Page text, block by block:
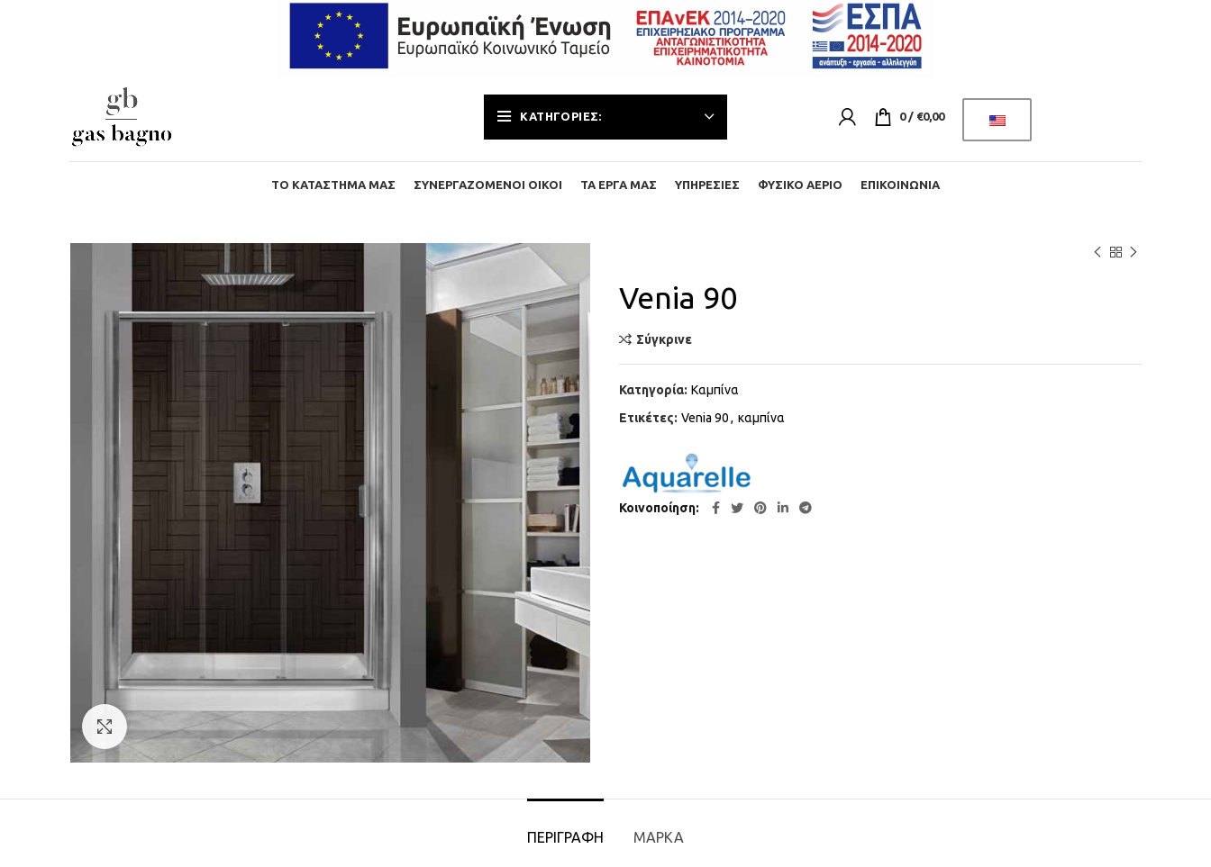
ΚΑΤΗΓΟΡΊΕΣ: 0 / €0,00
ΤΟ ΚΑΤΆΣΤΗΜΑ ΜΑΣ ΣΥΝΕΡΓΑΖΌΜΕΝΟΙ ΟΊΚΟΙ ΤΑ ΈΡΓΑ ΜΑΣ ΥΠΗΡΕΣΊΕΣ ΦΥΣΙΚΌ ΑΈΡΙΟ ΕΠΙΚΟΙΝΩΝΊΑ
Κάντε κλικ για μεγέθυνση
Venia 90
Σύγκρινε
Κατηγορία: Καμπίνα
Ετικέτες: Venia 90, καμπίνα
Κοινοποίηση
ΠΕΡΙΓΡΑΦΉ ΜΆΡΚΑ